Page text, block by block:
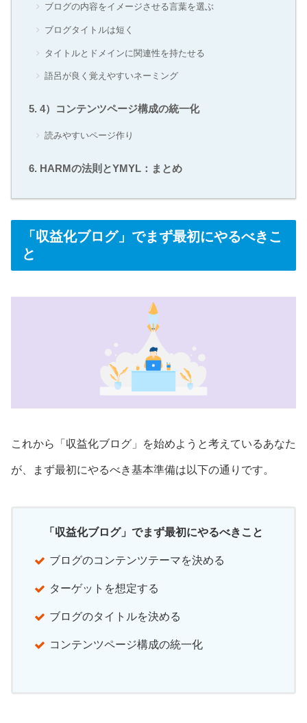
ブログの内容をイメージさせる言葉を選ぶ
ブログタイトルは短く
タイトルとドメインに関連性を持たせる
語呂が良く覚えやすいネーミング
4）コンテンツページ構成の統一化
読みやすいページ作り
HARMの法則とYMYL：まとめ
「収益化ブログ」でまず最初にやるべきこ
と
これから「収益化ブログ」を始めようと考えているあなた
が、まず最初にやるべき基本準備は以下の通りです。
「収益化ブログ」でまず最初にやるべきこと
ブログのコンテンツテーマを決める
ターゲットを想定する
ブログのタイトルを決める
コンテンツページ構成の統一化